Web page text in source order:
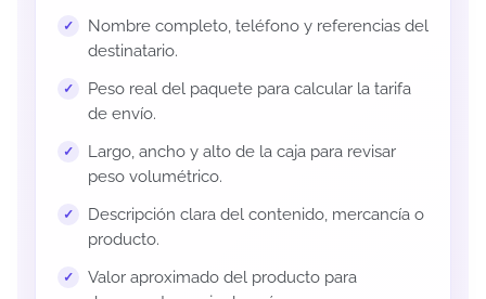
Nombre completo, teléfono y referencias del
destinatario.
Peso real del paquete para calcular la tarifa
de envío.
Largo, ancho y alto de la caja para revisar
peso volumétrico.
Descripción clara del contenido, mercancía o
producto.
Valor aproximado del producto para